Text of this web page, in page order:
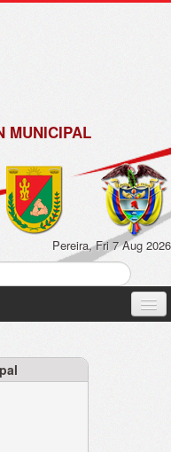
MUNICIPAL
Pereira, Fri 7 Aug 2026